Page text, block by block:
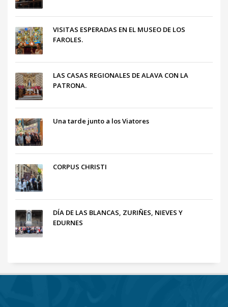
VISITAS ESPERADAS EN EL MUSEO DE LOS
FAROLES.
LAS CASAS REGIONALES DE ALAVA CON LA
PATRONA.
Una tarde junto a los Viatores
CORPUS CHRISTI
DÍA DE LAS BLANCAS, ZURIÑES, NIEVES Y
EDURNES